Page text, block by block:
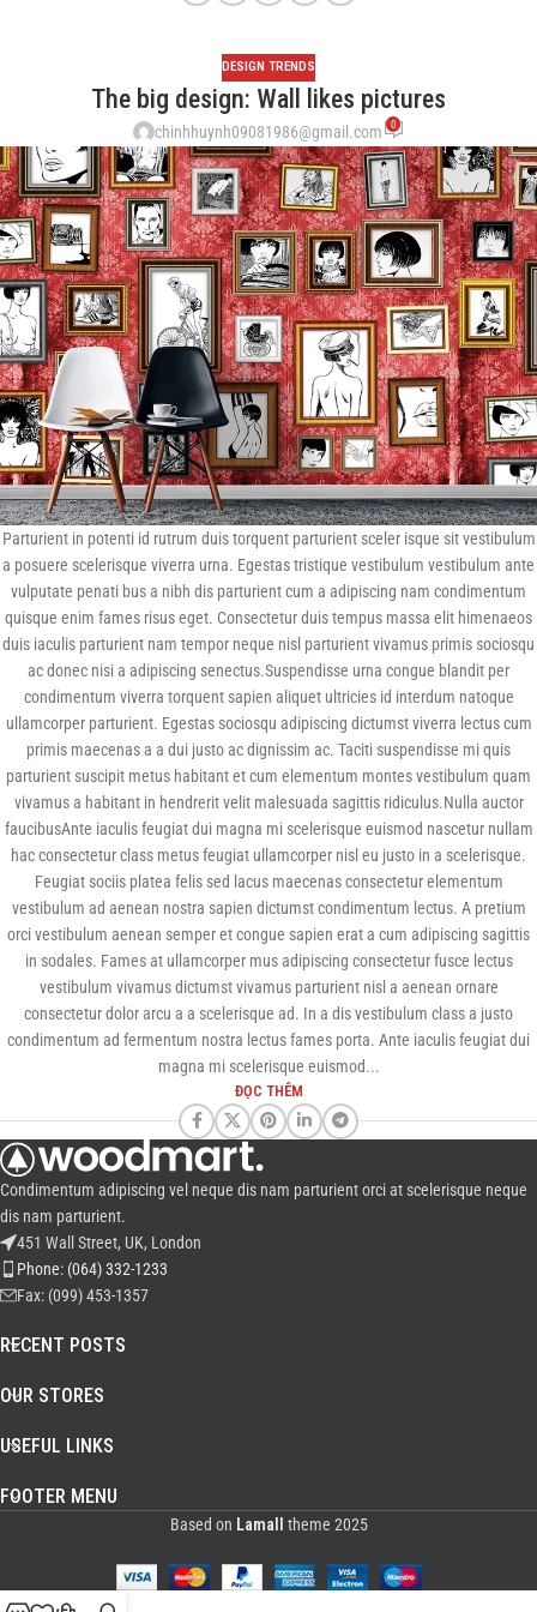
DESIGN TRENDS
The big design: Wall likes pictures
chinhhuynh09081986@gmail.com 0
Parturient in potenti id rutrum duis torquent parturient sceler isque sit vestibulum
a posuere scelerisque viverra urna. Egestas tristique vestibulum vestibulum ante
vulputate penati bus a nibh dis parturient cum a adipiscing nam condimentum
quisque enim fames risus eget. Consectetur duis tempus massa elit himenaeos
duis iaculis parturient nam tempor neque nisl parturient vivamus primis sociosqu
ac donec nisi a adipiscing senectus.Suspendisse urna congue blandit per
condimentum viverra torquent sapien aliquet ultricies id interdum natoque
ullamcorper parturient. Egestas sociosqu adipiscing dictumst viverra lectus cum
primis maecenas a a dui justo ac dignissim ac. Taciti suspendisse mi quis
parturient suscipit metus habitant et cum elementum montes vestibulum quam
vivamus a habitant in hendrerit velit malesuada sagittis ridiculus.Nulla auctor
faucibusAnte iaculis feugiat dui magna mi scelerisque euismod nascetur nullam
hac consectetur class metus feugiat ullamcorper nisl eu justo in a scelerisque.
Feugiat sociis platea felis sed lacus maecenas consectetur elementum
vestibulum ad aenean nostra sapien dictumst condimentum lectus. A pretium
orci vestibulum aenean semper et congue sapien erat a cum adipiscing sagittis
in sodales. Fames at ullamcorper mus adipiscing consectetur fusce lectus
vestibulum vivamus dictumst vivamus parturient nisl a aenean ornare
consectetur dolor arcu a a scelerisque ad. In a dis vestibulum class a justo
condimentum ad fermentum nostra lectus fames porta. Ante iaculis feugiat dui
magna mi scelerisque euismod...
ĐỌC THÊM
Condimentum adipiscing vel neque dis nam parturient orci at scelerisque neque
dis nam parturient.
451 Wall Street, UK, London
Phone: (064) 332-1233
Fax: (099) 453-1357
RECENT POSTS
OUR STORES
USEFUL LINKS
FOOTER MENU
Based on Lamall theme 2025